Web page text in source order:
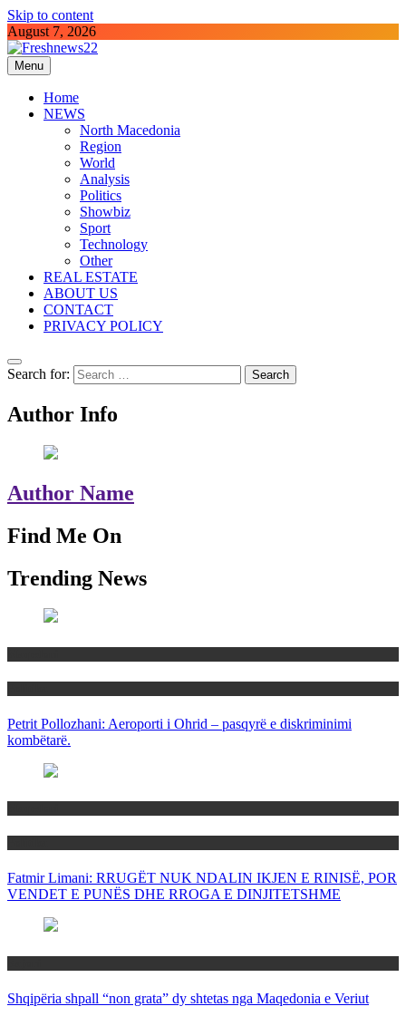
Skip to content
August 7, 2026
Freshnews22
Best News Website in North Macedonia
Menu
Home
NEWS
North Macedonia
Region
World
Analysis
Politics
Showbiz
Sport
Technology
Other
REAL ESTATE
ABOUT US
CONTACT
PRIVACY POLICY
Search for:
Author Info
Author Name
Find Me On
Trending News
Petrit Pollozhani: Aeroporti i Ohrid – pasqyrë e diskriminimi
kombëtarë.
Fatmir Limani: RRUGËT NUK NDALIN IKJEN E RINISË, POR
VENDET E PUNËS DHE RROGA E DINJITETSHME
Shqipëria shpall “non grata” dy shtetas nga Maqedonia e Veriut